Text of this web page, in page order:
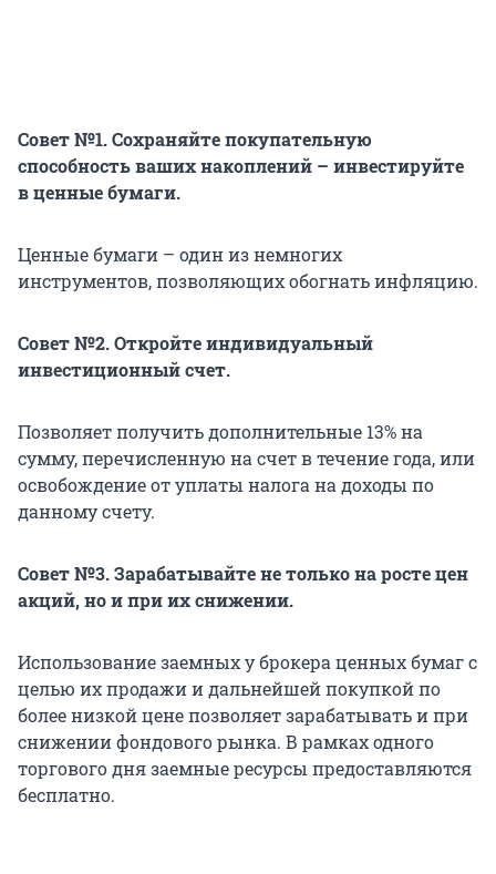
Совет №1. Сохраняйте покупательную
способность ваших накоплений – инвестируйте
в ценные бумаги.
Ценные бумаги – один из немногих
инструментов, позволяющих обогнать инфляцию.
Совет №2. Откройте индивидуальный
инвестиционный счет.
Позволяет получить дополнительные 13% на
сумму, перечисленную на счет в течение года, или
освобождение от уплаты налога на доходы по
данному счету.
Совет №3. Зарабатывайте не только на росте цен
акций, но и при их снижении.
Использование заемных у брокера ценных бумаг с
целью их продажи и дальнейшей покупкой по
более низкой цене позволяет зарабатывать и при
снижении фондового рынка. В рамках одного
торгового дня заемные ресурсы предоставляются
бесплатно.